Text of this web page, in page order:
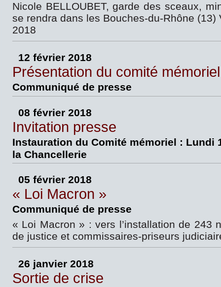
Nicole BELLOUBET, garde des sceaux,
se rendra dans les Bouches-du-Rhône (13)
2018
12 février 2018
Présentation du comité mémoriel
Communiqué de presse
08 février 2018
Invitation presse
Instauration du Comité mémoriel : Lundi
la Chancellerie
05 février 2018
« Loi Macron »
Communiqué de presse
« Loi Macron » : vers l’installation de 243
de justice et commissaires-priseurs
26 janvier 2018
Sortie de crise